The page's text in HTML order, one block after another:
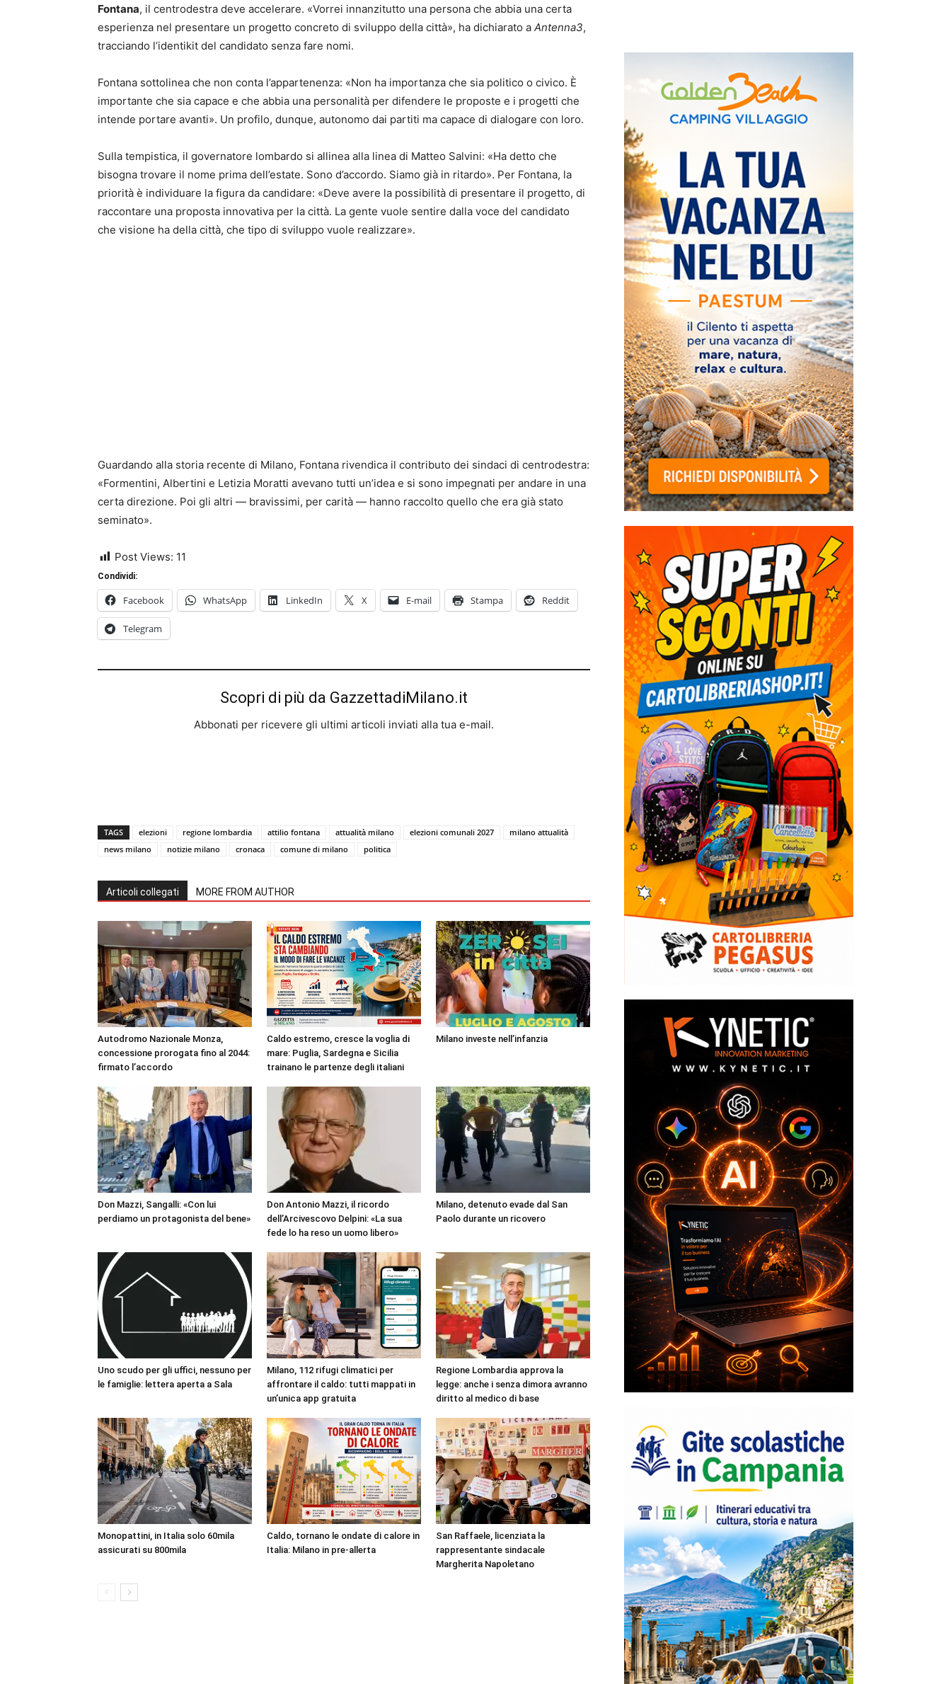
Fontana, il centrodestra deve accelerare. «Vorrei innanzitutto una persona che abbia una certa
esperienza nel presentare un progetto concreto di sviluppo della città», ha dichiarato a Antenna3,
tracciando l’identikit del candidato senza fare nomi.
Fontana sottolinea che non conta l’appartenenza: «Non ha importanza che sia politico o civico. È
importante che sia capace e che abbia una personalità per difendere le proposte e i progetti che
intende portare avanti». Un profilo, dunque, autonomo dai partiti ma capace di dialogare con loro.
Sulla tempistica, il governatore lombardo si allinea alla linea di Matteo Salvini: «Ha detto che
bisogna trovare il nome prima dell’estate. Sono d’accordo. Siamo già in ritardo». Per Fontana, la
priorità è individuare la figura da candidare: «Deve avere la possibilità di presentare il progetto, di
raccontare una proposta innovativa per la città. La gente vuole sentire dalla voce del candidato
che visione ha della città, che tipo di sviluppo vuole realizzare».
Guardando alla storia recente di Milano, Fontana rivendica il contributo dei sindaci di centrodestra:
«Formentini, Albertini e Letizia Moratti avevano tutti un’idea e si sono impegnati per andare in una
certa direzione. Poi gli altri — bravissimi, per carità — hanno raccolto quello che era già stato
seminato».
Post Views: 11
Condividi:
Facebook WhatsApp LinkedIn X E-mail Stampa Reddit
Telegram
Scopri di più da GazzettadiMilano.it
Abbonati per ricevere gli ultimi articoli inviati alla tua e-mail.
TAGS elezioni regione lombardia attilio fontana attualità milano elezioni comunali 2027
milano attualità
news milano
notizie milano cronaca comune di milano politica
Articoli collegati MORE FROM AUTHOR
Autodromo Nazionale Monza,
concessione prorogata fino al 2044:
firmato l’accordo
Caldo estremo, cresce la voglia di
mare: Puglia, Sardegna e Sicilia
trainano le partenze degli italiani
Milano investe nell’infanzia
Don Mazzi, Sangalli: «Con lui
perdiamo un protagonista del bene»
Don Antonio Mazzi, il ricordo
dell’Arcivescovo Delpini: «La sua
fede lo ha reso un uomo libero»
Milano, detenuto evade dal San
Paolo durante un ricovero
Uno scudo per gli uffici, nessuno per
le famiglie: lettera aperta a Sala
Milano, 112 rifugi climatici per
affrontare il caldo: tutti mappati in
un’unica app gratuita
Regione Lombardia approva la
legge: anche i senza dimora avranno
diritto al medico di base
Monopattini, in Italia solo 60mila
assicurati su 800mila
Caldo, tornano le ondate di calore in
Italia: Milano in pre-allerta
San Raffaele, licenziata la
rappresentante sindacale
Margherita Napoletano